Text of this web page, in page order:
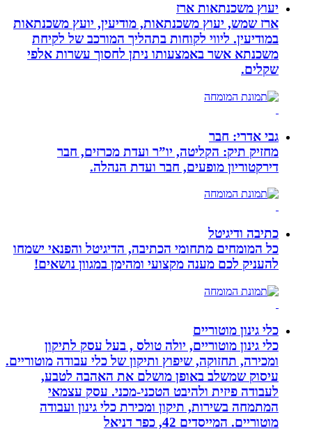
יעוץ משכנתאות ארז
ארז שמש, יעוץ משכנתאות, מודיעין, יועץ משכנתאות
במודיעין. ליווי לקוחות בתהליך המורכב של לקיחת
משכנתא אשר באמצעותו ניתן לחסוך עשרות אלפי
שקלים.
גבי אדרי: חבר
מחזיק תיק: הקליטה, יו”ר ועדת מכרזים, חבר
דירקטוריון מופעים, חבר ועדת הנהלה.
כתיבה ודיגיטל
כל המומחים מתחומי הכתיבה, הדיגיטל והפנאי ישמחו
להעניק לכם מענה מקצועי ומהימן במגוון נושאים!
כלי גינון מוטוריים
כלי גינון מוטוריים, יולה טולס , בעל עסק לתיקון
ומכירה, תחזוקה, שיפוץ ותיקון של כלי עבודה מוטוריים.
עיסוק שמשלב באופן מושלם את האהבה לטבע,
לעבודה פיזית ולהיבט הטכני-מכני. עסק עצמאי
המתמחה בשירות, תיקון ומכירת כלי גינון ועבודה
מוטוריים. המייסדים 42, כפר דניאל